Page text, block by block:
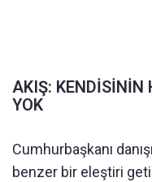
AKIŞ: KENDİSİNİN
YOK
Cumhurbaşkanı
benzer bir eleştiri